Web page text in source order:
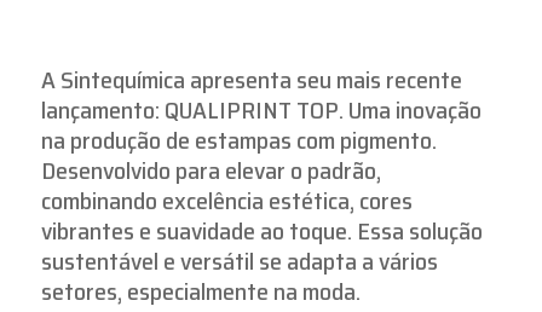
A Sintequímica apresenta seu mais recente
lançamento: QUALIPRINT TOP. Uma inovação
na produção de estampas com pigmento.
Desenvolvido para elevar o padrão,
combinando excelência estética, cores
vibrantes e suavidade ao toque. Essa solução
sustentável e versátil se adapta a vários
setores, especialmente na moda.